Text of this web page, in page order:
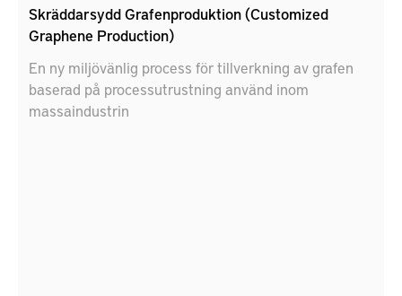
Skräddarsydd Grafenproduktion (Customized
Graphene Production)
En ny miljövänlig process för tillverkning av grafen
baserad på processutrustning använd inom
massaindustrin